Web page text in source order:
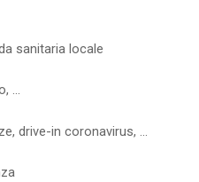
sanitaria locale
...
drive-in coronavirus, ...